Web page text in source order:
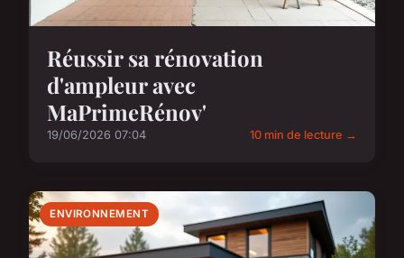
Réussir sa rénovation
d'ampleur avec
MaPrimeRénov'
19/06/2026 07:04 10 min de lecture →
ENVIRONNEMENT